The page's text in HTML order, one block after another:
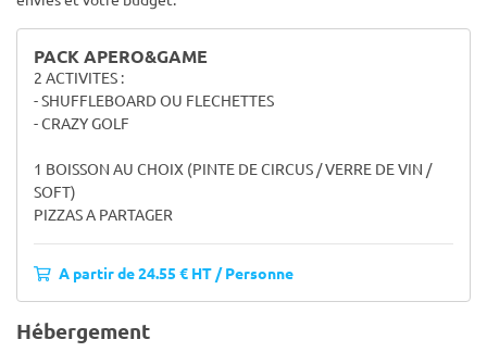
PACK APERO&GAME
2 ACTIVITES :
- SHUFFLEBOARD OU FLECHETTES
- CRAZY GOLF
1 BOISSON AU CHOIX (PINTE DE CIRCUS / VERRE DE VIN /
SOFT)
PIZZAS A PARTAGER
A partir de 24.55 € HT / Personne
Hébergement